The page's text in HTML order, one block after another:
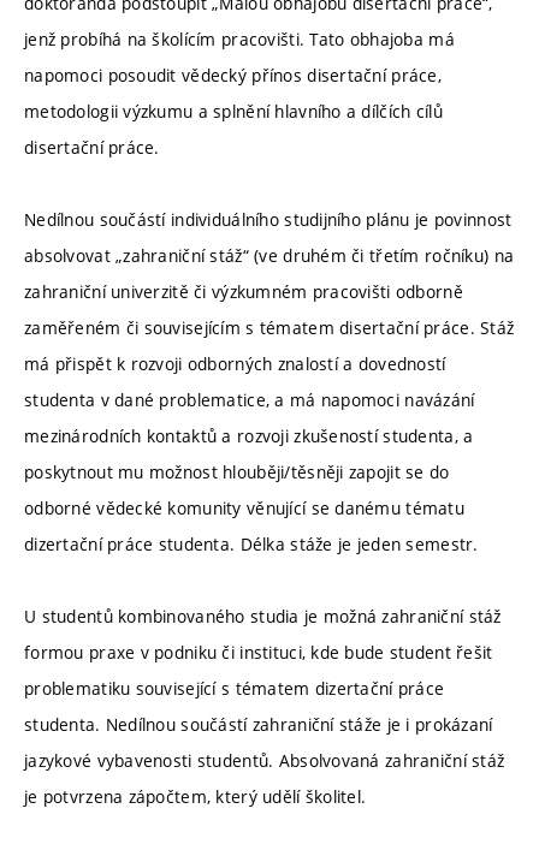
jenž probíhá na školícím pracovišti. Tato obhajoba má
napomoci posoudit vědecký přínos disertační práce,
metodologii výzkumu a splnění hlavního a dílčích cílů
disertační práce.
Nedílnou součástí individuálního studijního plánu je povinnost
absolvovat „zahraniční stáž“ (ve druhém či třetím ročníku) na
zahraniční univerzitě či výzkumném pracovišti odborně
zaměřeném či souvisejícím s tématem disertační práce. Stáž
má přispět k rozvoji odborných znalostí a dovedností
studenta v dané problematice, a má napomoci navázání
mezinárodních kontaktů a rozvoji zkušeností studenta, a
poskytnout mu možnost hlouběji/těsněji zapojit se do
odborné vědecké komunity věnující se danému tématu
dizertační práce studenta. Délka stáže je jeden semestr.
U studentů kombinovaného studia je možná zahraniční stáž
formou praxe v podniku či instituci, kde bude student řešit
problematiku související s tématem dizertační práce
studenta. Nedílnou součástí zahraniční stáže je i prokázaní
jazykové vybavenosti studentů. Absolvovaná zahraniční stáž
je potvrzena zápočtem, který udělí školitel.